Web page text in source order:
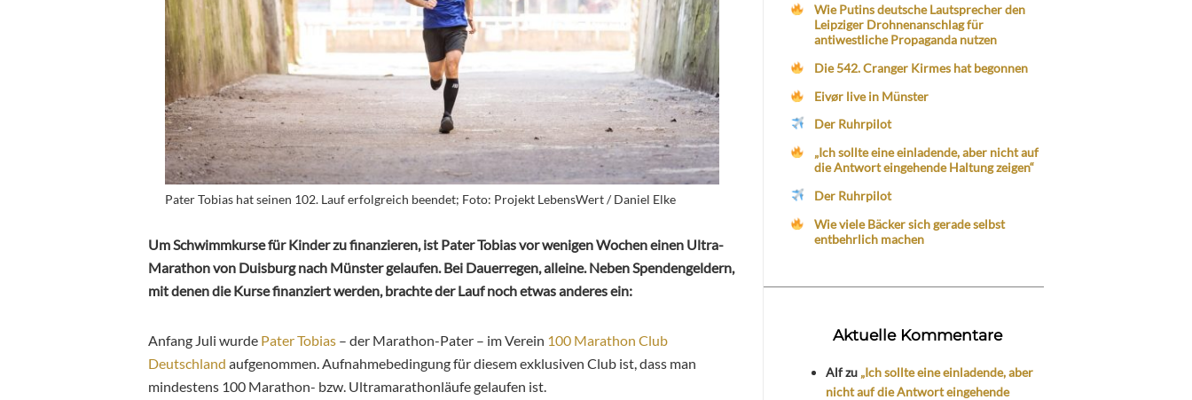
Pater Tobias hat seinen 102. Lauf erfolgreich beendet; Foto: Projekt LebensWert / Daniel Elke
Um Schwimmkurse für Kinder zu finanzieren, ist Pater Tobias vor wenigen Wochen einen Ultra-
Marathon von Duisburg nach Münster gelaufen. Bei Dauerregen, alleine. Neben Spendengeldern,
mit denen die Kurse finanziert werden, brachte der Lauf noch etwas anderes ein:
Anfang Juli wurde Pater Tobias – der Marathon-Pater – im Verein 100 Marathon Club
Deutschland aufgenommen. Aufnahmebedingung für diesem exklusiven Club ist, dass man
mindestens 100 Marathon- bzw. Ultramarathonläufe gelaufen ist.
Wie Putins deutsche Lautsprecher den
Leipziger Drohnenanschlag für
antiwestliche Propaganda nutzen
Die 542. Cranger Kirmes hat begonnen
Eivør live in Münster
Der Ruhrpilot
„Ich sollte eine einladende, aber nicht auf
die Antwort eingehende Haltung zeigen“
Der Ruhrpilot
Wie viele Bäcker sich gerade selbst
entbehrlich machen
Aktuelle Kommentare
Alfzu „Ich sollte eine einladende, aber
nicht auf die Antwort eingehende